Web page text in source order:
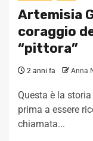
Artemisia
coraggio
“pittora”
2 anni fa Anna
Questa è la
prima a essere
chiamata...